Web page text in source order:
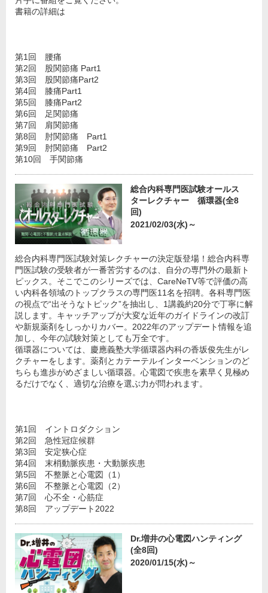
書籍の詳細は
第1回 腰痛
第2回 股関節痛 Part1
第3回 股関節痛Part2
第4回 膝痛Part1
第5回 膝痛Part2
第6回 足関節痛
第7回 肩関節痛
第8回 肘関節痛 Part1
第9回 肘関節痛 Part2
第10回 手関節痛
総合内科専門医試験オールス
ターレクチャー 循環器(全8
回)
2021/02/03(水)～
総合内科専門医試験対策レクチャーの決定版登場！総合内科専
門医試験の受験者が一番苦労するのは、自分の専門外の最新ト
ピックス。そこでこのシリーズでは、CareNeTV等で評価の高
い内科各領域のトップクラスの専門医11名を招聘。各科専門医
の視点で“出そうなトピック”を抽出し、1講義約20分で丁寧に解
説します。キャッチアップが大変な近年のガイドラインの改訂
や新規薬剤をしっかりカバー。2022年のアップデート情報を追
加し、今年の試験対策としても万全です。
循環器については、慶應義塾大学循環器内科の香坂俊先生がレ
クチャーをします。薬剤とカテーテルインターベンションのど
ちらも進歩がめざましい循環器。心電図で疾患を素早く見極め
るだけでなく、適切な治療を選ぶ力が問われます。
第1回 イントロダクション
第2回 急性冠症候群
第3回 安定狭心症
第4回 末梢動脈疾患・大動脈疾患
第5回 不整脈と心電図（1）
第6回 不整脈と心電図（2）
第7回 心不全・心筋症
第8回 アップデート2022
Dr.増井の心電図ハンティング
(全8回)
2020/01/15(水)～